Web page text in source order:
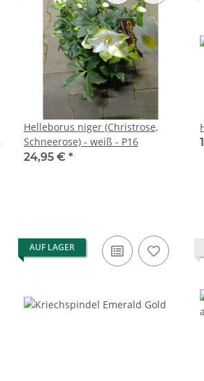
Helleborus niger (Christrose,
Schneerose) - weiß - P16
24,95 € *
AUF LAGER